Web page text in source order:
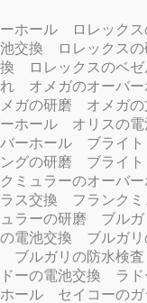
ホール
ロレック
交換 ロレックス
ロレックスのベ
オメガのオーバ
ガの研磨
オメガ
ホール オリスの
ーホール
ブライ
グの研磨
ブライト
ミュラーのオーバ
ス交換
フランク
ラーの研磨
ブル
電池交換 ブルガ
ブルガリの防水検査
ーの電池交換
ラ
ール
セイコーの